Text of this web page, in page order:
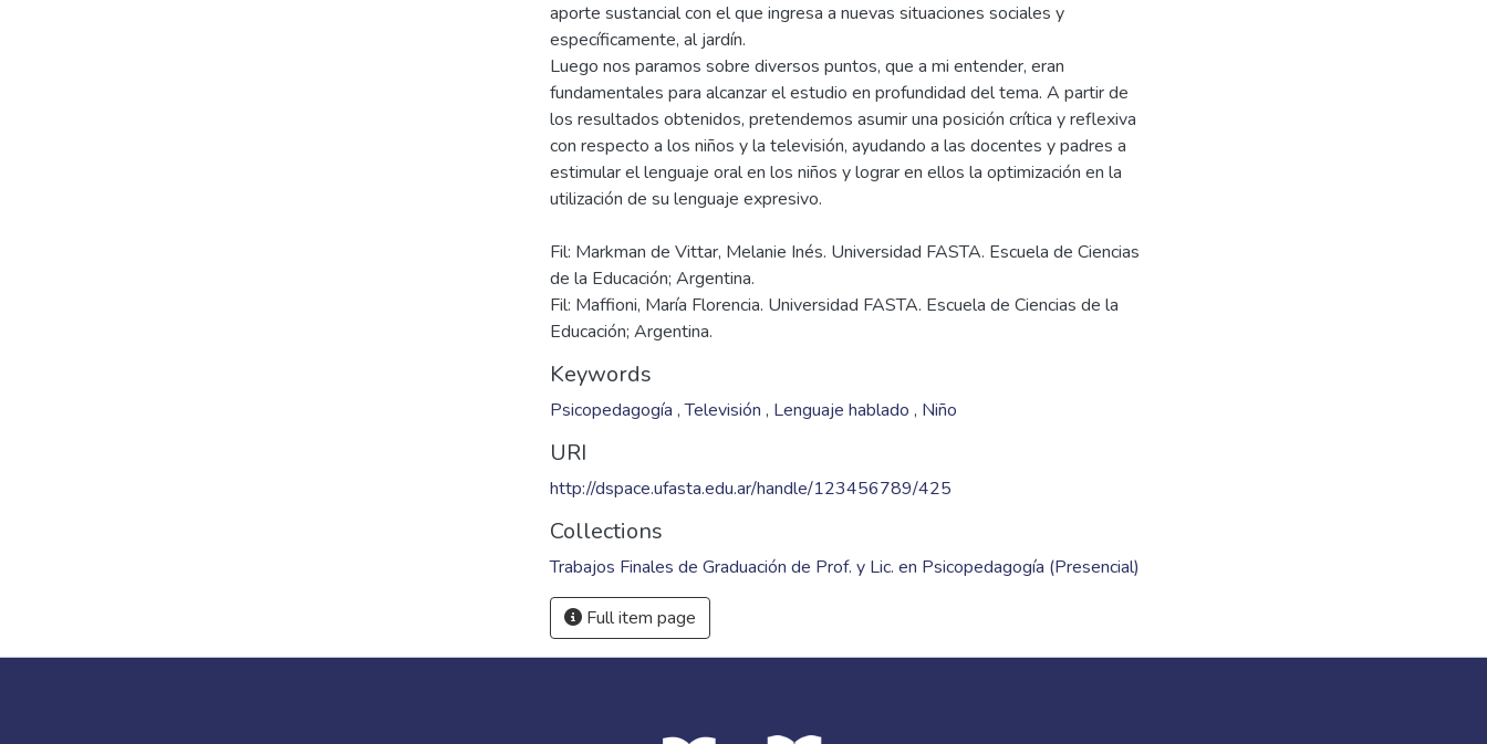
aporte sustancial con el que ingresa a nuevas situaciones sociales y
específicamente, al jardín.
Luego nos paramos sobre diversos puntos, que a mi entender, eran
fundamentales para alcanzar el estudio en profundidad del tema. A partir de
los resultados obtenidos, pretendemos asumir una posición crítica y reflexiva
con respecto a los niños y la televisión, ayudando a las docentes y padres a
estimular el lenguaje oral en los niños y lograr en ellos la optimización en la
Fil: Markman de Vittar, Melanie Inés. Universidad FASTA. Escuela de Ciencias
de la Educación; Argentina.
Fil: Maffioni, María Florencia. Universidad FASTA. Escuela de Ciencias de la
Educación; Argentina.
Keywords
Psicopedagogía ,Televisión , Lenguaje hablado , Niño
URI
http://dspace.ufasta.edu.ar/handle/123456789/425
Collections
Trabajos Finales de Graduación de Prof. y Lic. en Psicopedagogía (Presencial)
Full item page